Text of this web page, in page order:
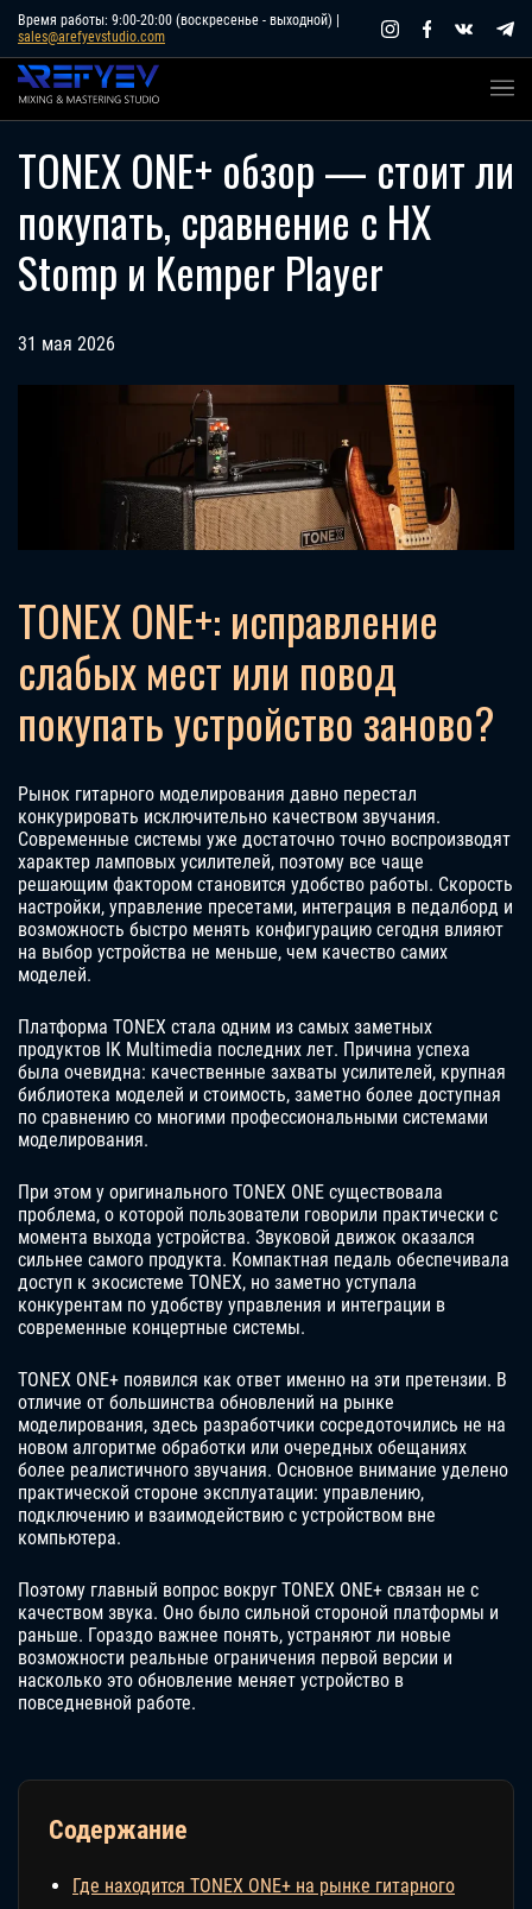
Skip
content
Время работы: 9:00-20:00 (воскресенье - выходной) |
sales@arefyevstudio.com
TONEX ONE+ обзор — стоит ли
покупать, сравнение с HX
Stomp и Kemper Player
31 мая 2026
TONEX ONE+: исправление
слабых мест или повод
покупать устройство заново?
Рынок гитарного моделирования давно перестал
конкурировать исключительно качеством звучания.
Современные системы уже достаточно точно воспроизводят
характер ламповых усилителей, поэтому все чаще
решающим фактором становится удобство работы. Скорость
настройки, управление пресетами, интеграция в педалборд и
возможность быстро менять конфигурацию сегодня влияют
на выбор устройства не меньше, чем качество самих
моделей.
Платформа TONEX стала одним из самых заметных
продуктов IK Multimedia последних лет. Причина успеха
была очевидна: качественные захваты усилителей, крупная
библиотека моделей и стоимость, заметно более доступная
по сравнению со многими профессиональными системами
моделирования.
При этом у оригинального TONEX ONE существовала
проблема, о которой пользователи говорили практически с
момента выхода устройства. Звуковой движок оказался
сильнее самого продукта. Компактная педаль обеспечивала
доступ к экосистеме TONEX, но заметно уступала
конкурентам по удобству управления и интеграции в
современные концертные системы.
TONEX ONE+ появился как ответ именно на эти претензии. В
отличие от большинства обновлений на рынке
моделирования, здесь разработчики сосредоточились не на
новом алгоритме обработки или очередных обещаниях
более реалистичного звучания. Основное внимание уделено
практической стороне эксплуатации: управлению,
подключению и взаимодействию с устройством вне
компьютера.
Поэтому главный вопрос вокруг TONEX ONE+ связан не с
качеством звука. Оно было сильной стороной платформы и
раньше. Гораздо важнее понять, устраняют ли новые
возможности реальные ограничения первой версии и
насколько это обновление меняет устройство в
повседневной работе.
Содержание
Где находится TONEX ONE+ на рынке гитарного